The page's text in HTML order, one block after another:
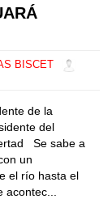
BISCET
de la
del
Se sabe a
un
el río hasta el